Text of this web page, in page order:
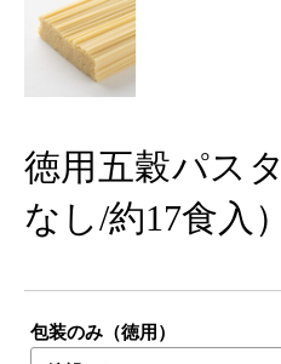
徳用五穀パス
なし/約17食入）
包装のみ（徳用）